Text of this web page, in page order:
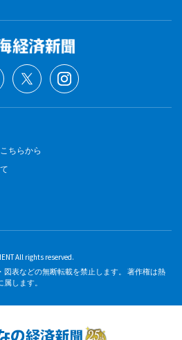
ちらから
All rights reserved.
表などの無断転載を禁止します。 著作権は熱
します。